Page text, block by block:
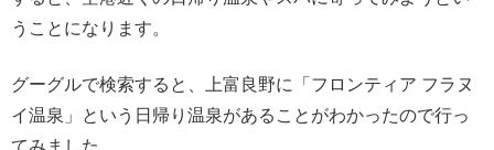
うことになります。
グーグルで検索すると、上富良野に「フロンティア フラヌ
イ温泉」という日帰り温泉があることがわかったので行っ
てみました。